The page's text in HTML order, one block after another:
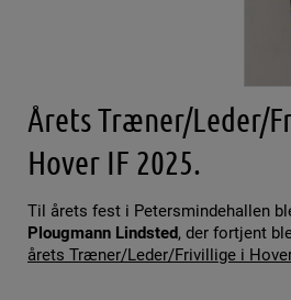
Årets Træner/Leder/
Hover IF 2025.
Til årets fest i Petersmindehallen
Plougmann Lindsted, der fortjent
årets Træner/Leder/Frivillige i